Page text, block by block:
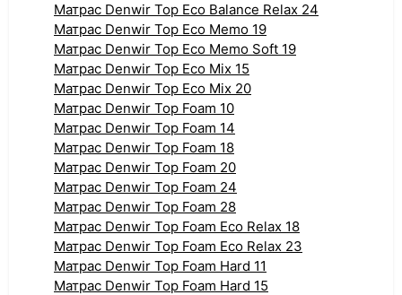
Матрас Denwir Top Eco Balance Relax 24
Матрас Denwir Top Eco Memo 19
Матрас Denwir Top Eco Memo Soft 19
Матрас Denwir Top Eco Mix 15
Матрас Denwir Top Eco Mix 20
Матрас Denwir Top Foam 10
Матрас Denwir Top Foam 14
Матрас Denwir Top Foam 18
Матрас Denwir Top Foam 20
Матрас Denwir Top Foam 24
Матрас Denwir Top Foam 28
Матрас Denwir Top Foam Eco Relax 18
Матрас Denwir Top Foam Eco Relax 23
Матрас Denwir Top Foam Hard 11
Матрас Denwir Top Foam Hard 15